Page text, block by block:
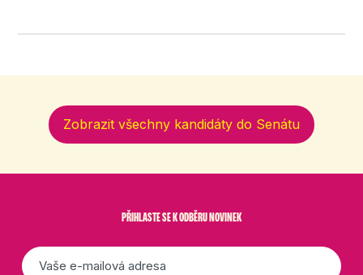
Zobrazit všechny kandidáty do Senátu
PŘIHLASTE SE K ODBĚRU NOVINEK
E-